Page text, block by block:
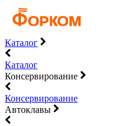
Каталог
Каталог
Консервирование
Консервирование
Автоклавы